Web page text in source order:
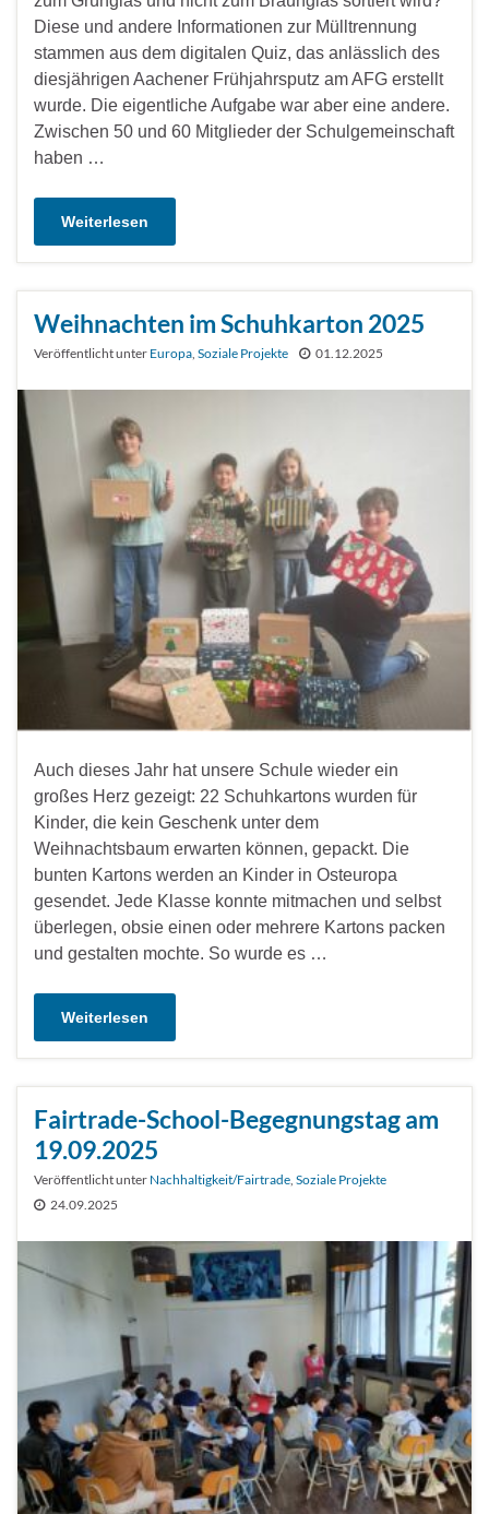
Diese und andere Informationen zur Mülltrennung
stammen aus dem digitalen Quiz, das anlässlich des
diesjährigen Aachener Frühjahrsputz am AFG erstellt
wurde. Die eigentliche Aufgabe war aber eine andere.
Zwischen 50 und 60 Mitglieder der Schulgemeinschaft
haben …
Weiterlesen
Weihnachten im Schuhkarton 2025
Veröffentlicht unter Europa Soziale Projekte 01.12.2025
Auch dieses Jahr hat unsere Schule wieder ein
großes Herz gezeigt: 22 Schuhkartons wurden für
Kinder, die kein Geschenk unter dem
Weihnachtsbaum erwarten können, gepackt. Die
bunten Kartons werden an Kinder in Osteuropa
gesendet. Jede Klasse konnte mitmachen und selbst
überlegen, obsie einen oder mehrere Kartons packen
und gestalten mochte. So wurde es …
Weiterlesen
Fairtrade-School-Begegnungstag am
19.09.2025
Veröffentlicht unter Nachhaltigkeit/Fairtrade, Soziale Projekte
24.09.2025